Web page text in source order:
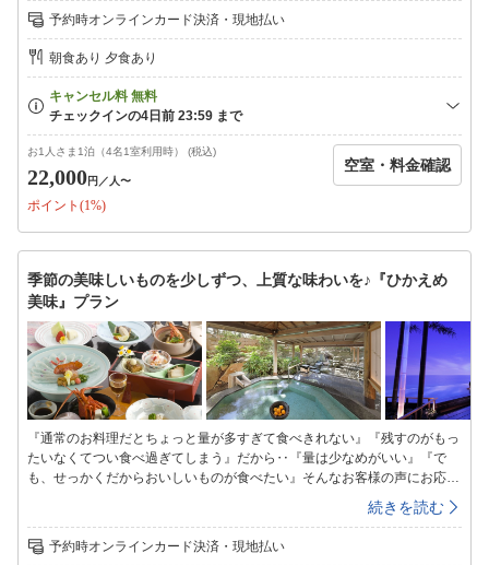
▼△お食事のご案内▽▲【ご夕食】房総の山海の幸がいっぱいの和食会席
を、個室料亭「よしだや」または茶寮「あわ路」にて。※5名様以上の場
合は、小宴会場（お料理内容も変更）になる場合があります【ご朝食】ダ
イニング「MAIWAI」にて和洋ビュッフェまたはお部屋にて和食朝食膳で
す。※お部屋へのご用意は、お部屋タイプ毎にご用意の可否・可能人数制
限(詳しくは各お部屋タイプ説明をご確認下さい)があり、当日17時までの
お申込み分までとなります。〜鴨川館のおもてなし〜・泉質の異なる2種
類の鴨川温泉大浴場で楽しめる自家源泉の海辺の温泉「潮騒の湯」屋上温
泉プールと半露天風呂付き客室で楽しめる鴨川の里より湯引きした温泉
「なぎさの湯」・潮の香りを感じながら、安房の松原を眺める客室温泉半
露天風呂付き客室他、最上階角部屋に新設の絶景オーシャンビューの特福
合のみ）も、温泉大浴場のご利用をいただけます。※駐車場へお車をお預
けになって、鴨川シーワールドへお出かけいただいても結構です。（徒歩
3分）※当館の客室は【全室禁煙】でのご用意となります。
予約時オンラインカード決済・現地払い
朝食あり 夕食あり
お1人さま1泊（4名1室利用時） (税込)
22,000円 ／人〜
ポイント(1%)
空室・料金確認
季節の美味しいものを少しずつ、上質な味わいを♪『ひかえめ
美味』プラン
『通常のお料理だとちょっと量が多すぎて食べきれない』『残すのがもっ
たいなくてつい食べ過ぎてしまう』だから‥『量は少なめがいい』『で
も、せっかくだからおいしいものが食べたい』そんなお客様の声にお応え
する【少量良質】特別お献立プランです！房総の旬の素材の持ち味を活か
した、繊細な味わいをお楽しみください。◇◇少量良質特別お献立の概要
◇◇品数は通常お献立より2〜3品程少なめにさせていただき、季節の山海
の幸などを用いたお献立です。(食材・お献立は季節により変わりますの
続きを読む
予約時オンラインカード決済・現地払い